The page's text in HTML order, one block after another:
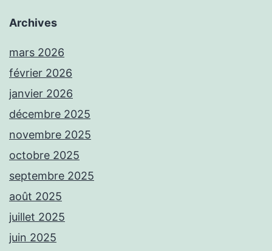
Archives
mars 2026
février 2026
janvier 2026
décembre 2025
novembre 2025
octobre 2025
septembre 2025
août 2025
juillet 2025
juin 2025